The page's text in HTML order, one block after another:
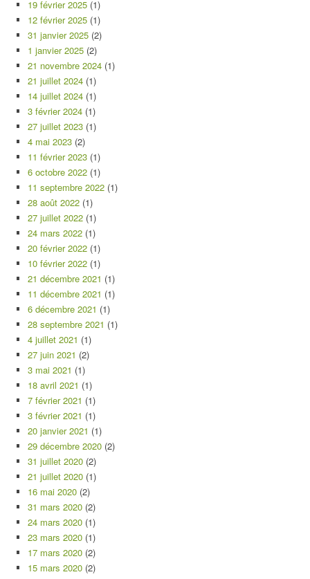
19 février 2025 (1)
12 février 2025 (1)
31 janvier 2025 (2)
1 janvier 2025 (2)
21 novembre 2024 (1)
21 juillet 2024 (1)
14 juillet 2024 (1)
3 février 2024 (1)
27 juillet 2023 (1)
4 mai 2023 (2)
11 février 2023 (1)
6 octobre 2022 (1)
11 septembre 2022 (1)
28 août 2022 (1)
27 juillet 2022 (1)
24 mars 2022 (1)
20 février 2022 (1)
10 février 2022 (1)
21 décembre 2021 (1)
11 décembre 2021 (1)
6 décembre 2021 (1)
28 septembre 2021 (1)
4 juillet 2021 (1)
27 juin 2021 (2)
3 mai 2021 (1)
18 avril 2021 (1)
7 février 2021 (1)
3 février 2021 (1)
20 janvier 2021 (1)
29 décembre 2020 (2)
31 juillet 2020 (2)
21 juillet 2020 (1)
16 mai 2020 (2)
31 mars 2020 (2)
24 mars 2020 (1)
23 mars 2020 (1)
17 mars 2020 (2)
15 mars 2020 (2)